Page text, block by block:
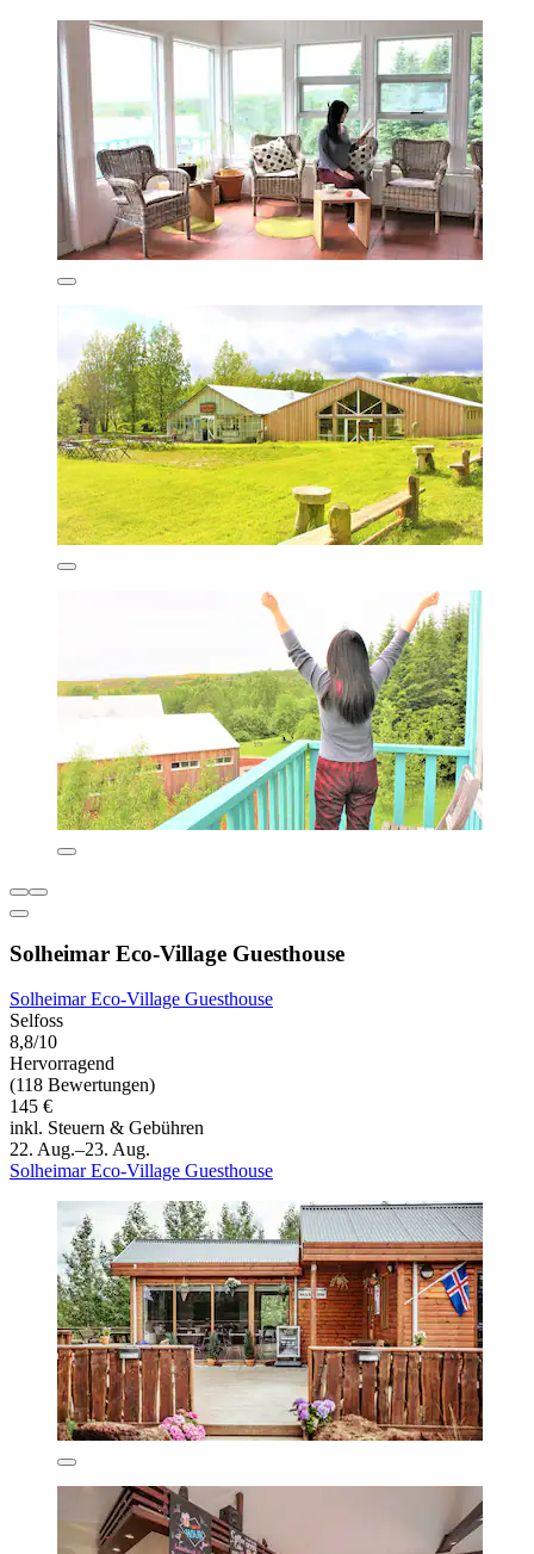
Solheimar Eco-Village Guesthouse
Solheimar Eco-Village Guesthouse
Selfoss
8,8/10
Hervorragend
(118 Bewertungen)
145 €
inkl. Steuern & Gebühren
22. Aug.–23. Aug.
Solheimar Eco-Village Guesthouse